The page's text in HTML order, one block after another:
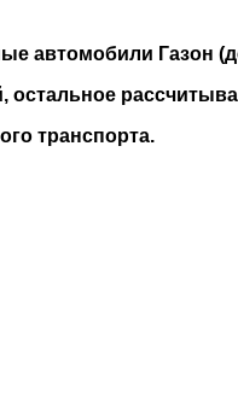
автомобили Газон
транспорта.